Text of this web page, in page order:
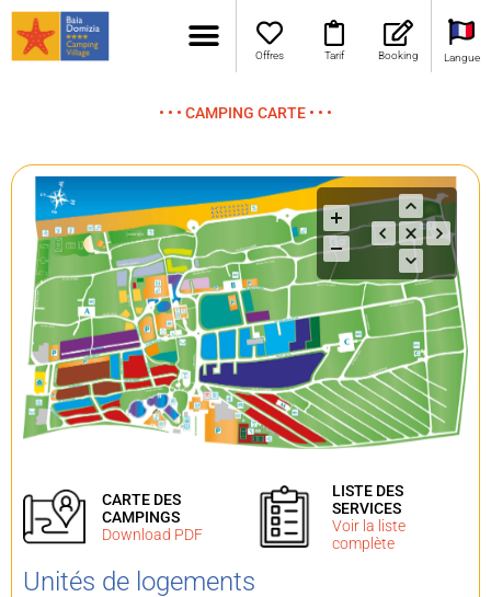
Offres Tarif Booking Langue
• • • CAMPING CARTE • • •
CARTE DES
CAMPINGS
Download PDF
LISTE DES
SERVICES
Voir la liste
complète
Unités de logements